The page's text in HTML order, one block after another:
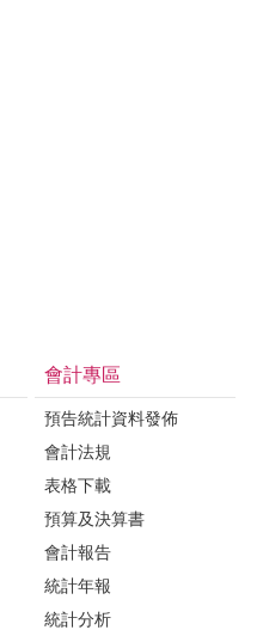
會計專區
預告統計資料發佈
會計法規
表格下載
預算及決算書
會計報告
統計年報
統計分析